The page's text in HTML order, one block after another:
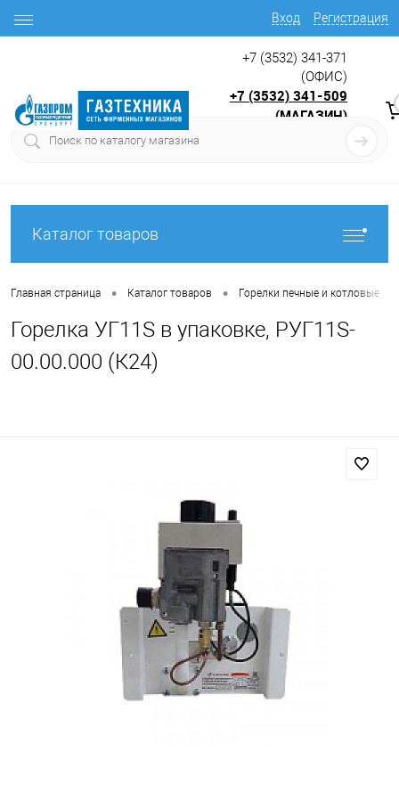
Вход Регистрация
+7 (3532) 341-371
(ОФИС)
+7 (3532) 341-509
(МАГАЗИН)
Каталог товаров
Главная страница • Каталог товаров • Горелки печные и котловые
Горелка УГ11S в упаковке, РУГ11S-
00.00.000 (К24)